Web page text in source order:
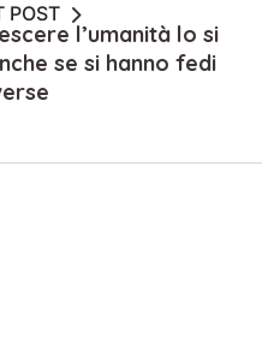
POST
l’umanità lo si
se si hanno fedi